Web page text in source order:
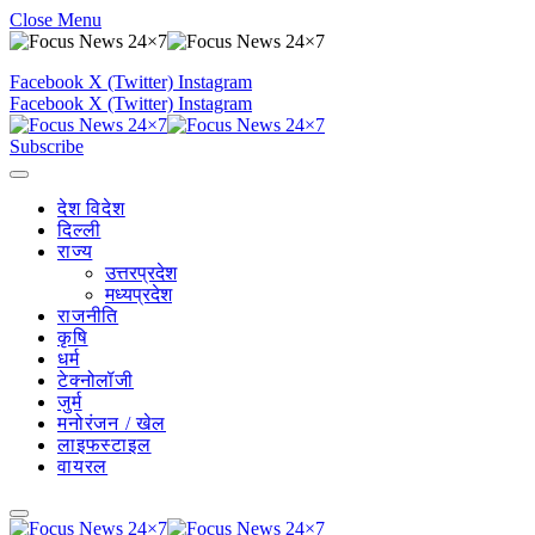
Close Menu
Facebook X (Twitter) Instagram
Facebook X (Twitter) Instagram
Subscribe
देश विदेश
दिल्ली
राज्य
उत्तरप्रदेश
मध्यप्रदेश
राजनीति
कृषि
धर्म
टेक्नोलॉजी
जुर्म
मनोरंजन / खेल
लाइफस्टाइल
वायरल